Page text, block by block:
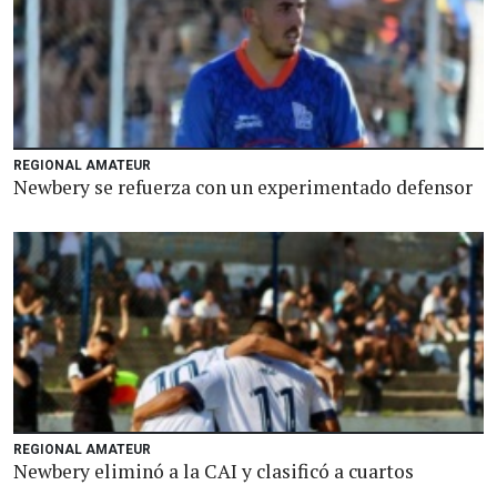
REGIONAL AMATEUR
Newbery se refuerza con un experimentado defensor
REGIONAL AMATEUR
Newbery eliminó a la CAI y clasificó a cuartos